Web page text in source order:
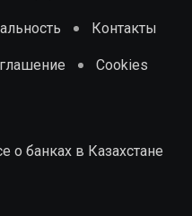
Контакты
Cookies
о банках в Казахстане